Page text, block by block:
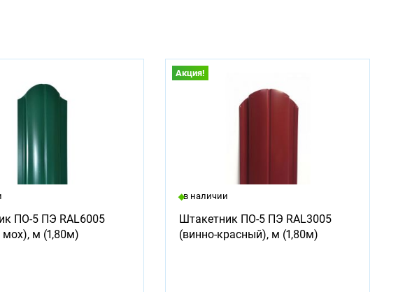
ПО-5 ПЭ RAL6005
мох), м (1,80м)
Акция!
в наличии
Штакетник ПО-5 ПЭ RAL3005
(винно-красный), м (1,80м)